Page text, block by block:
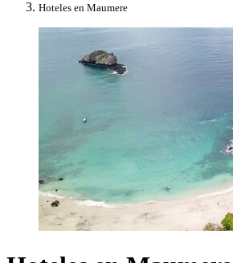
Hoteles en Maumere